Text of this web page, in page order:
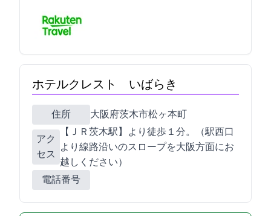
ホテルクレスト いばらき
住所 大阪府茨木市松ヶ本町1-8
アク
セス
【ＪＲ茨木駅】より徒歩１分。（駅西口
より線路沿いのスロープを大阪方面にお
越しください）
電話番号